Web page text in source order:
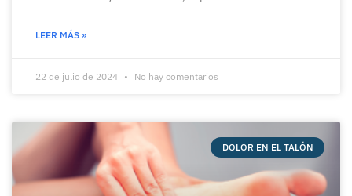
LEER MÁS »
22 de julio de 2024 No hay comentarios
DOLOR EN EL TALÓN